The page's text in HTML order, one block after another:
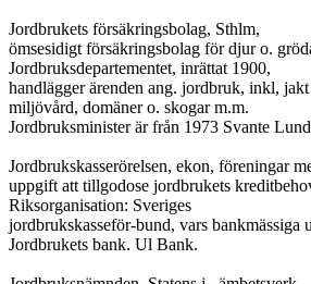
Jordbrukets försäkringsbolag, Sthlm,
ömsesidigt försäkringsbolag för djur o.
Jordbruksdepartementet, inrättat 1900,
handlägger ärenden ang. jordbruk, inkl,
miljövård, domäner o. skogar m.m.
Jordbruksminister är från 1973 Svante
Jordbrukskasserörelsen, ekon, föreningar
uppgift att tillgodose jordbrukets
Riksorganisation: Sveriges
jordbrukskasseför-bund, vars bankmässiga
Jordbrukets bank. Ul Bank.